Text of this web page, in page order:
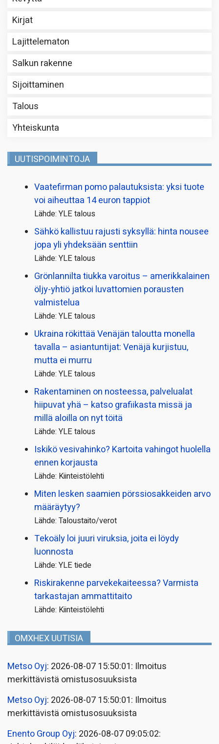
Kirjat
Lajittelematon
Salkun rakenne
Sijoittaminen
Talous
Yhteiskunta
UUTISPOIMINTOJA
Vaatefirman pomo palautuksista: yksi tuote
voi aiheuttaa 14 euron tappiot
Lähde: YLE talous
Sähkö kallistuu rajusti syksyllä: hinta nousee
jopa yli yhdeksään senttiin
Lähde: YLE talous
Grönlannilta tiukka varoitus – amerikkalainen
öljy-yhtiö jatkoi luvattomien porausten
valmistelua
Lähde: YLE talous
Ukraina rökittää Venäjän taloutta monella
tavalla – asiantuntijat: Venäjä kurjistuu,
mutta ei murru
Lähde: YLE talous
Rakentaminen on nosteessa, palvelualat
hiipuvat yhä – katso grafiikasta missä ja
millä aloilla on nyt töitä
Lähde: YLE talous
Iskikö vesivahinko? Kartoita vahingot huolella
ennen korjausta
Lähde: Kiinteistölehti
Miten lesken saamien pörssi­osakkeiden arvo
määräytyy?
Lähde: Taloustaito/verot
Tekoäly loi juuri viruksia, joita ei löydy
luonnosta
Lähde: YLE tiede
Riskirakenne parvekekaiteessa? Varmista
tarkastajan ammattitaito
Lähde: Kiinteistölehti
OMXHEX UUTISIA
Metso Oyj: 2026-08-07 15:50:01: Ilmoitus
merkittävistä omistusosuuksista
Metso Oyj: 2026-08-07 15:50:01: Ilmoitus
merkittävistä omistusosuuksista
Enento Group Oyj: 2026-08-07 09:05:02: